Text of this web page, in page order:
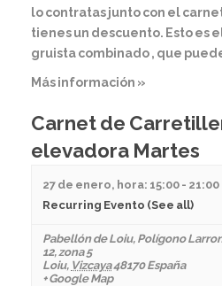
lo contratas junto con el
tienes un descuento. Esto es
gruista combinado , que
Más información »
Carnet de
elevadora Martes
27 de enero, hora: 15:00 - 21:00
Recurring Evento (See all)
Pabellón de Loiu, Polígono
12, zona 5
Loiu, Vizcaya48170 España
+ Google Map